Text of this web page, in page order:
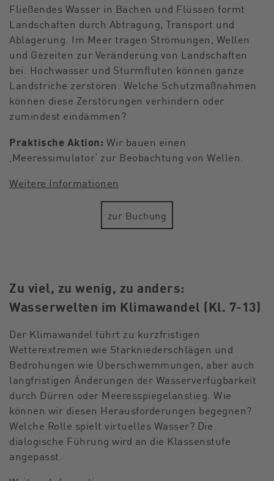
Fließendes Wasser in Bächen und Flüssen formt
Landschaften durch Abtragung, Transport und
Ablagerung. Im Meer tragen Strömungen, Wellen
und Gezeiten zur Veränderung von Landschaften
bei. Hochwasser und Sturmfluten können ganze
Landstriche zerstören. Welche Schutzmaßnahmen
können diese Zerstörungen verhindern oder
zumindest eindämmen?
Praktische Aktion: Wir bauen einen
‚Meeressimulator‘ zur Beobachtung von Wellen.
Weitere Informationen
zur Buchung
Zu viel, zu wenig, zu anders:
Wasserwelten im Klimawandel (Kl. 7-13)
Der Klimawandel führt zu kurzfristigen
Wetterextremen wie Starkniederschlägen und
Bedrohungen wie Überschwemmungen, aber auch
langfristigen Änderungen der Wasserverfügbarkeit
durch Dürren oder Meeresspiegelanstieg. Wie
können wir diesen Herausforderungen begegnen?
Welche Rolle spielt virtuelles Wasser? Die
dialogische Führung wird an die Klassenstufe
angepasst.